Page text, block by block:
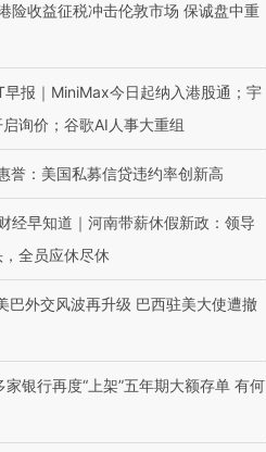
险收益征税冲击伦敦市场 保诚盘中重
早报｜MiniMax今日起纳入港股通；宇
询价；谷歌AI人事大重组
誉：美国私募信贷违约率创新高
经早知道｜河南带薪休假新政：领导
全员应休尽休
巴外交风波再升级 巴西驻美大使遭撤
家银行再度“上架”五年期大额存单 有何